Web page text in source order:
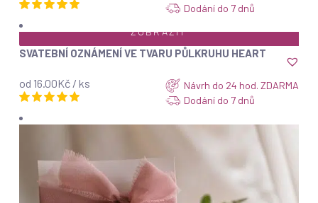
Dodání do 7 dnů
ZOBRAZIT
SVATEBNÍ OZNÁMENÍ VE TVARU PŮLKRUHU HEART
od 16.00Kč / ks
Návrh do 24 hod. ZDARMA
Dodání do 7 dnů